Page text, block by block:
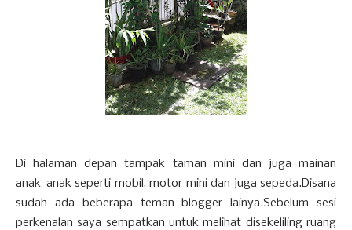
Di halaman depan tampak taman mini dan juga mainan
anak-anak seperti mobil, motor mini dan juga sepeda.Disana
sudah ada beberapa teman blogger lainya.Sebelum sesi
perkenalan saya sempatkan untuk melihat disekeliling ruang